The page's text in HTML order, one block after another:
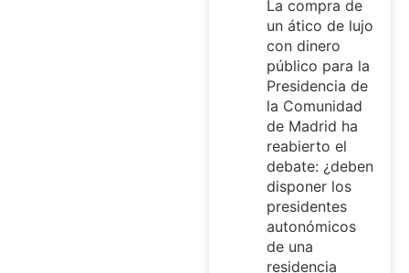
La compra de
un ático de lujo
con dinero
público para la
Presidencia de
la Comunidad
de Madrid ha
reabierto el
debate: ¿deben
disponer los
presidentes
autonómicos
de una
residencia